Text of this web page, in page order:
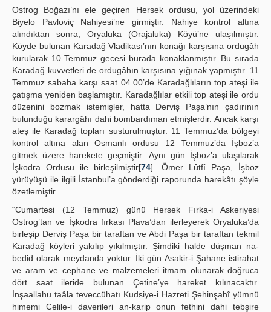
Ostrog Boğazı’nı ele geçiren Hersek ordusu, yol üzerindeki
Biyelo Pavloviç Nahiyesi’ne girmiştir. Nahiye kontrol altına
alındıktan sonra, Oryaluka (Orajaluka) Köyü’ne ulaşılmıştır.
Köyde bulunan Karadağ Vladikası’nın konağı karşısına ordugâh
kurularak 10 Temmuz gecesi burada konaklanmıştır. Bu sırada
Karadağ kuvvetleri de ordugâhın karşısına yığınak yapmıştır. 11
Temmuz sabaha karşı saat 04.00’de Karadağlıların top ateşi ile
çatışma yeniden başlamıştır. Karadağlılar etkili top ateşi ile ordu
düzenini bozmak istemişler, hatta Derviş Paşa’nın çadırının
bulunduğu karargâhı dahi bombardıman etmişlerdir. Ancak karşı
ateş ile Karadağ topları susturulmuştur. 11 Temmuz’da bölgeyi
kontrol altına alan Osmanlı ordusu 12 Temmuz’da İşboz’a
gitmek üzere harekete geçmiştir. Aynı gün İşboz’a ulaşılarak
İşkodra Ordusu ile birleşilmiştir[74]. Ömer Lûtfî Paşa, İşboz
yürüyüşü ile ilgili İstanbul’a gönderdiği raporunda harekâtı şöyle
özetlemiştir.
“Cumartesi (12 Temmuz) günü Hersek Fırka-i Askeriyesi
Ostrog’tan ve İşkodra fırkası Plava’dan ilerleyerek Oryaluka’da
birleşip Derviş Paşa bir taraftan ve Abdi Paşa bir taraftan tekmil
Karadağ köyleri yakılıp yıkılmıştır. Şimdiki halde düşman na-
bedid olarak meydanda yoktur. İki gün Asakir-i Şahane istirahat
ve aram ve cephane ve malzemeleri itmam olunarak doğruca
dört saat ileride bulunan Çetine’ye hareket kılınacaktır.
İnşaallahu taâla teveccühatı Kudsiye-i Hazreti Şehinşahî yümnü
himemi Celile-i daverileri an-karip onun fethini dahi tebşire